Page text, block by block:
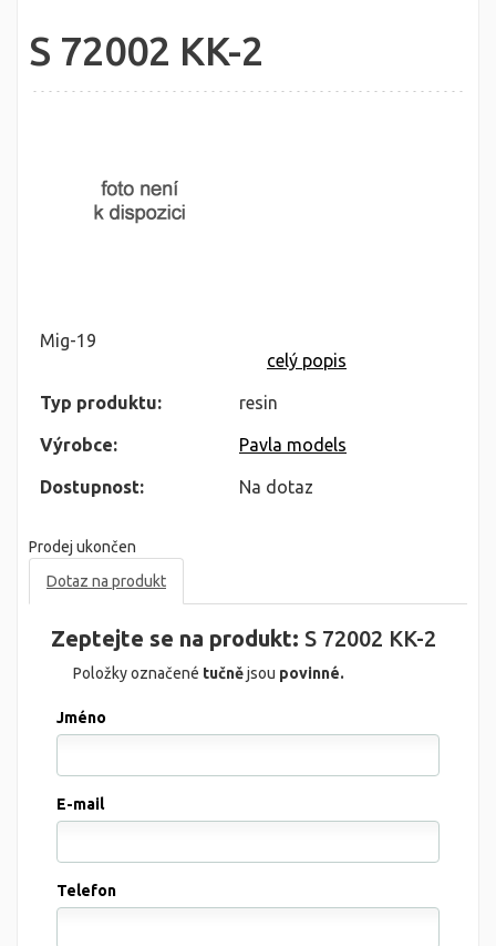
S 72002 KK-2
Mig-19
celý popis
Typ produktu: resin
Výrobce: Pavla models
Dostupnost: Na dotaz
Prodej ukončen
Dotaz na produkt
Zeptejte se na produkt: S 72002 KK-2
Položky označené tučnějsou povinné.
Jméno
E-mail
Telefon